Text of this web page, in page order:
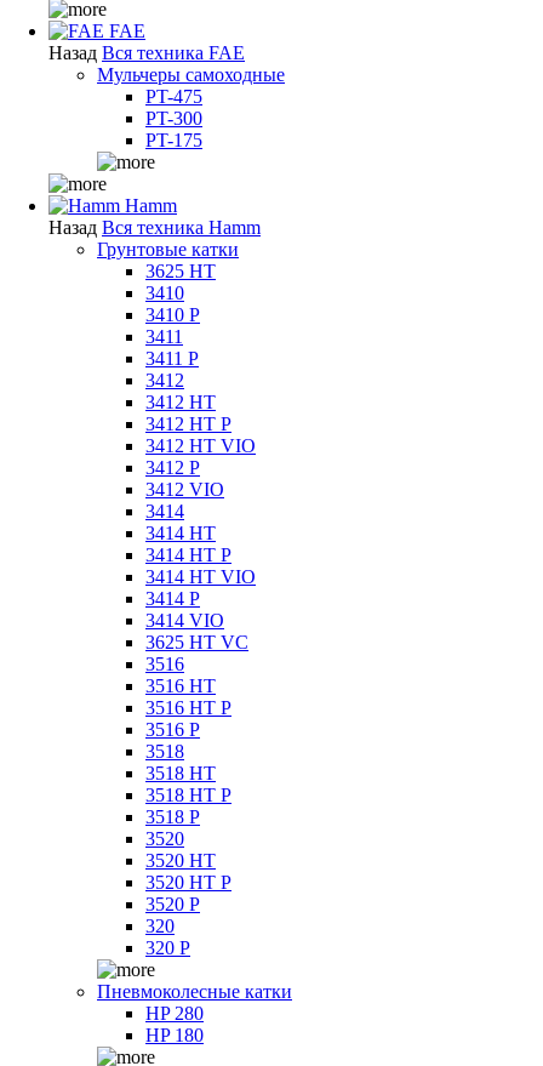
FAE
Назад Вся техника FAE
Мульчеры самоходные
PT-475
PT-300
PT-175
Hamm
Назад Вся техника Hamm
Грунтовые катки
3625 HT
3410
3410 P
3411
3411 P
3412
3412 HT
3412 HT P
3412 HT VIO
3412 P
3412 VIO
3414
3414 HT
3414 HT P
3414 HT VIO
3414 P
3414 VIO
3625 HT VC
3516
3516 HT
3516 HT P
3516 P
3518
3518 HT
3518 HT P
3518 P
3520
3520 HT
3520 HT P
3520 P
320
320 P
Пневмоколесные катки
HP 280
HP 180